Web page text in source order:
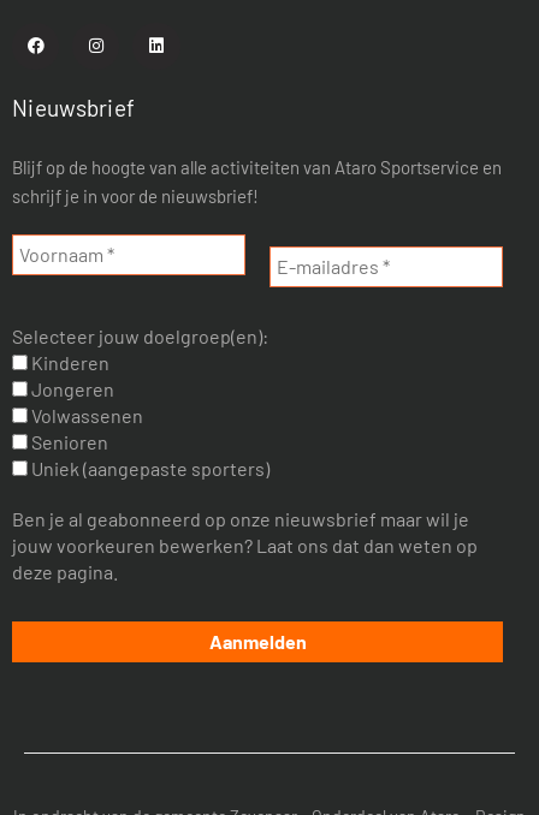
Nieuwsbrief
Blijf op de hoogte van alle activiteiten van Ataro Sportservice en
schrijf je in voor de nieuwsbrief!
Selecteer jouw doelgroep(en):
Kinderen
Jongeren
Volwassenen
Senioren
Uniek (aangepaste sporters)
Ben je al geabonneerd op onze nieuwsbrief maar wil je
jouw voorkeuren bewerken? Laat ons dat dan weten op
deze pagina.